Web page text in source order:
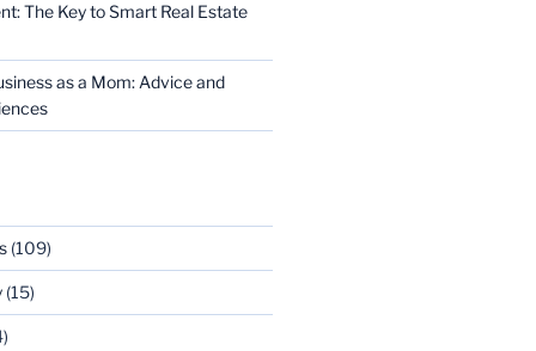
The Key to Smart Real Estate
as a Mom: Advice and
(109)
(15)